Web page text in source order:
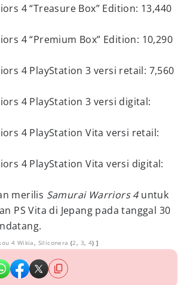
4 “Treasure Box” Edition: 13,440
4 “Premium Box” Edition: 10,290
4 PlayStation 3 versi retail: 7,560
4 PlayStation 3 versi digital:
4 PlayStation Vita versi retail:
4 PlayStation Vita versi digital:
merilis Samurai Warriors 4untuk
PS Vita di Jepang pada tanggal 30
4 Wikia, Siliconera (2, 3, 4) ]